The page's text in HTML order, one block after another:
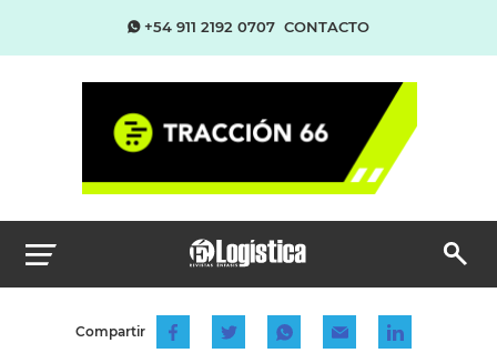
+54 911 2192 0707 CONTACTO
Compartir